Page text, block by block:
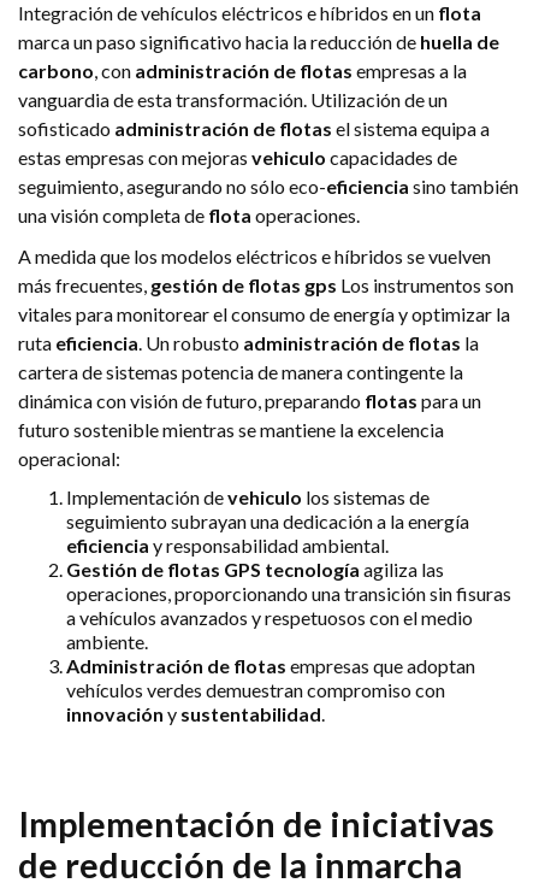
Integración de vehículos eléctricos e híbridos en un flota
marca un paso significativo hacia la reducción de huella de
carbono, con administración de flotas empresas a la
vanguardia de esta transformación. Utilización de un
sofisticado administración de flotas el sistema equipa a
estas empresas con mejoras vehiculo capacidades de
seguimiento, asegurando no sólo eco-eficiencia sino también
una visión completa de flota operaciones.
A medida que los modelos eléctricos e híbridos se vuelven
más frecuentes, gestión de flotas gps Los instrumentos son
vitales para monitorear el consumo de energía y optimizar la
ruta eficiencia. Un robusto administración de flotas la
cartera de sistemas potencia de manera contingente la
dinámica con visión de futuro, preparando flotas para un
futuro sostenible mientras se mantiene la excelencia
operacional:
Implementación devehiculo los sistemas de
seguimiento subrayan una dedicación a la energía
eficiencia y responsabilidad ambiental.
Gestión de flotas GPS tecnología agiliza las
operaciones, proporcionando una transición sin fisuras
a vehículos avanzados y respetuosos con el medio
ambiente.
Administración de flotas empresas que adoptan
vehículos verdes demuestran compromiso con
innovación y sustentabilidad.
Implementación de iniciativas
de reducción de la inmarcha